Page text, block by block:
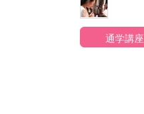
通学講座